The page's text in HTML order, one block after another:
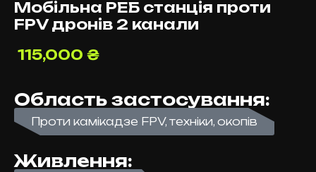
Мобільна РЕБ станція проти
FPV дронів 2 канали
115,000 ₴
Область застосування:
Проти камікадзе FPV, техніки, окопів
Живлення: